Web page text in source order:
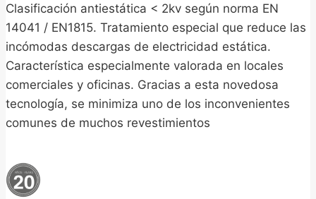
Clasificación antiestática < 2kv según norma EN
14041 / EN1815. Tratamiento especial que reduce las
incómodas descargas de electricidad estática.
Característica especialmente valorada en locales
comerciales y oficinas. Gracias a esta novedosa
tecnología, se minimiza uno de los inconvenientes
comunes de muchos revestimientos